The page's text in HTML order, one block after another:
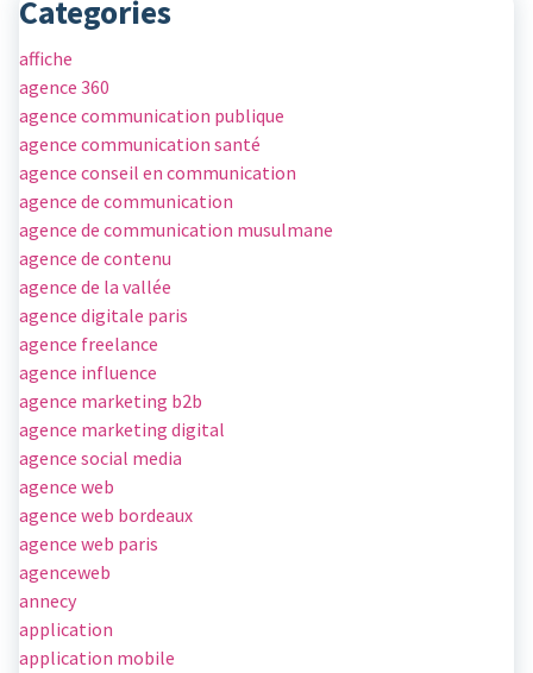
Categories
affiche
agence 360
agence communication publique
agence communication santé
agence conseil en communication
agence de communication
agence de communication musulmane
agence de contenu
agence de la vallée
agence digitale paris
agence freelance
agence influence
agence marketing b2b
agence marketing digital
agence social media
agence web
agence web bordeaux
agence web paris
agenceweb
annecy
application
application mobile